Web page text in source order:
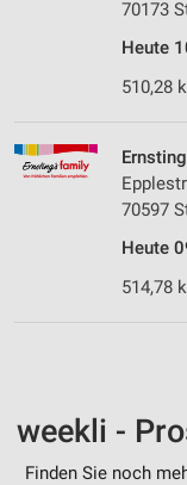
70173
Heute
510,28
70597
Heute
514,78
weekli -
Finden Sie noch